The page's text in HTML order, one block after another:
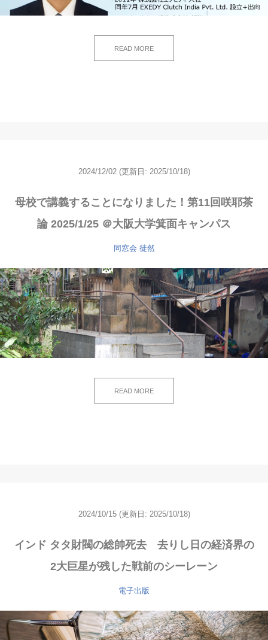
READ MORE
2024/12/02 (更新日: 2025/10/18)
母校で講義することになりました！第11回咲耶茶
論 2025/1/25 ＠大阪大学箕面キャンパス
同窓会 徒然
READ MORE
2024/10/15 (更新日: 2025/10/18)
インド タタ財閥の総帥死去 去りし日の経済界の
2大巨星が残した戦前のシーレーン
電子出版